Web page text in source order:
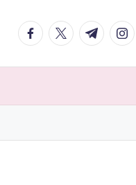
facebook.com
twitter.com
t.me